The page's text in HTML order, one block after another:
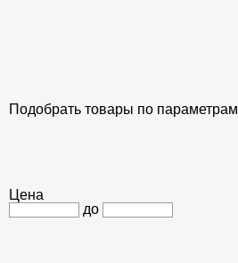
Подобрать товары по параметрам
Цена
до